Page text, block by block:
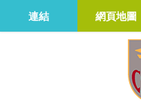
連結 網頁地圖